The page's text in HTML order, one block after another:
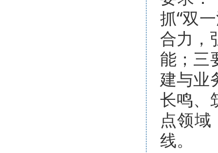
抓“双
合力，
能；三
建与业
长鸣、
点领域
线。